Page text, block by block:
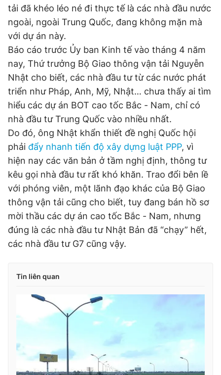
tải đã khéo léo né đi thực tế là các nhà đầu nước
ngoài, ngoài Trung Quốc, đang không mặn mà
với dự án này.
Báo cáo trước Ủy ban Kinh tế vào tháng 4 năm
nay, Thứ trưởng Bộ Giao thông vận tải Nguyễn
Nhật cho biết, các nhà đầu tư từ các nước phát
triển như Pháp, Anh, Mỹ, Nhật… chưa thấy ai tìm
hiểu các dự án BOT cao tốc Bắc - Nam, chỉ có
nhà đầu tư Trung Quốc vào nhiều nhất.
Do đó, ông Nhật khẩn thiết đề nghị Quốc hội
phải đẩy nhanh tiến độ xây dựng luật PPP, vì
hiện nay các văn bản ở tầm nghị định, thông tư
kêu gọi nhà đầu tư rất khó khăn. Trao đổi bên lề
với phóng viên, một lãnh đạo khác của Bộ Giao
thông vận tải cũng cho biết, tuy đang bán hồ sơ
mời thầu các dự án cao tốc Bắc - Nam, nhưng
đúng là các nhà đầu tư Nhật Bản đã “chạy” hết,
các nhà đầu tư G7 cũng vậy.
Tin liên quan